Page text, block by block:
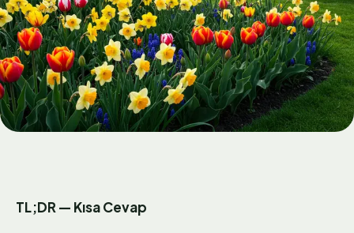
TL;DR — Kısa Cevap